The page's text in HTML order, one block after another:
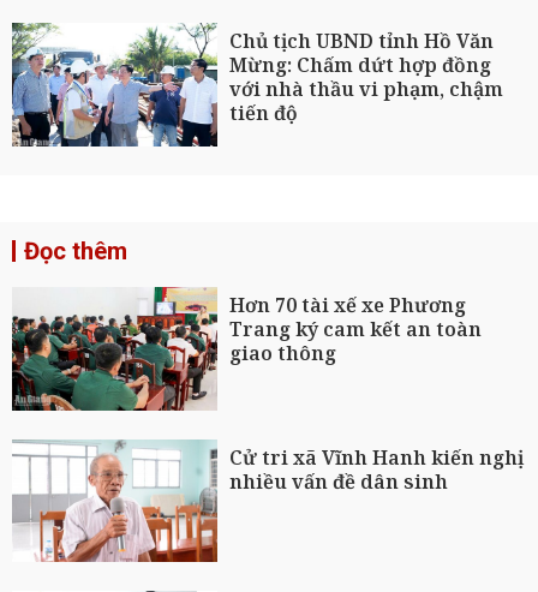
Chủ tịch UBND tỉnh Hồ Văn
Mừng: Chấm dứt hợp đồng
với nhà thầu vi phạm, chậm
tiến độ
Đọc thêm
Hơn 70 tài xế xe Phương
Trang ký cam kết an toàn
giao thông
Cử tri xã Vĩnh Hanh kiến nghị
nhiều vấn đề dân sinh